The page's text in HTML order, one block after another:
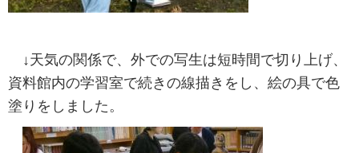
↓天気の関係で、外での写生は短時間で切り上げ、
資料館内の学習室で続きの線描きをし、絵の具で色
塗りをしました。